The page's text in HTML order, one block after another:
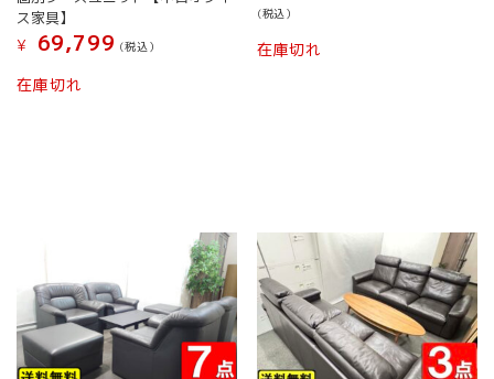
ス家具】
¥
69,799 (税込）
在庫切れ
(税込）
在庫切れ